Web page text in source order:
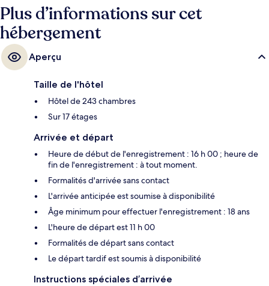
L'hébergement se situe à une très courte distance à pied des transports
publics : Arrêt de tram First Street Metromover se trouve à 3 min et
Arrêt de tram College-Bayside Metromover, à 4 min.
Plus d’informations sur cet
hébergement
Aperçu
Taille de l'hôtel
Hôtel de 243 chambres
Sur 17 étages
Arrivée et départ
Heure de début de l'enregistrement : 16 h 00 ; heure de
fin de l'enregistrement : à tout moment.
Formalités d'arrivée sans contact
L'arrivée anticipée est soumise à disponibilité
Âge minimum pour effectuer l'enregistrement : 18 ans
L'heure de départ est 11 h 00
Formalités de départ sans contact
Le départ tardif est soumis à disponibilité
Instructions spéciales d’arrivée